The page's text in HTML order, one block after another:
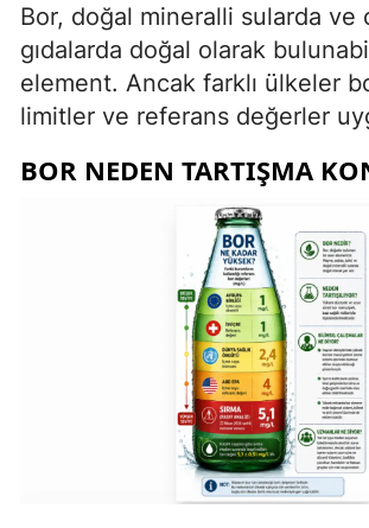
Bor, doğal mineralli sularda ve
gıdalarda doğal olarak
element. Ancak farklı ülkeler
limitler ve referans değerler
BOR NEDEN TARTIŞMA